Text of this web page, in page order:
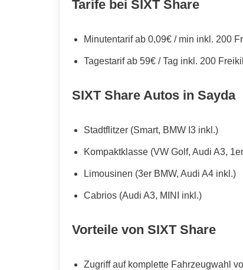
Tarife bei SIXT Share
Minutentarif ab 0,09€ / min inkl. 200
Tagestarif ab 59€ / Tag inkl. 200
SIXT Share Autos in Sayda
Stadtflitzer (Smart, BMW I3 inkl.)
Kompaktklasse (VW Golf, Audi A3,
Limousinen (3er BMW, Audi A4 inkl.)
Cabrios (Audi A3, MINI inkl.)
Vorteile von SIXT Share
Zugriff auf komplette Fahrzeugwahl